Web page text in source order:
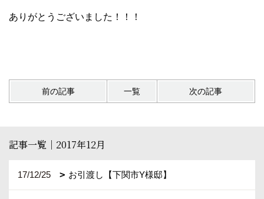
ありがとうございました！！！
前の記事 一覧 次の記事
記事一覧｜2017年12月
17/12/25 お引渡し【下関市Y様邸】